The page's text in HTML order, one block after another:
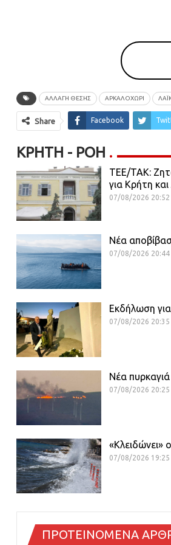
ΑΛΛΑΓΗ ΘΕΣΗΣ ΑΡΚΑΛΟΧΩΡΙ
Share Facebook
ΚΡΉΤΗ - ΡΟΗ
ΤΕΕ/ΤΑΚ:
για Κρήτη
07/08/2026 20:52
Νέα
07/08/2026 20:44
Εκδήλωση
07/08/2026 20:35
Νέα
07/08/2026 20:25
«Κλειδώνει»
07/08/2026 19:25
ΠΡΟΤΕΙΝΟΜΕΝΑ